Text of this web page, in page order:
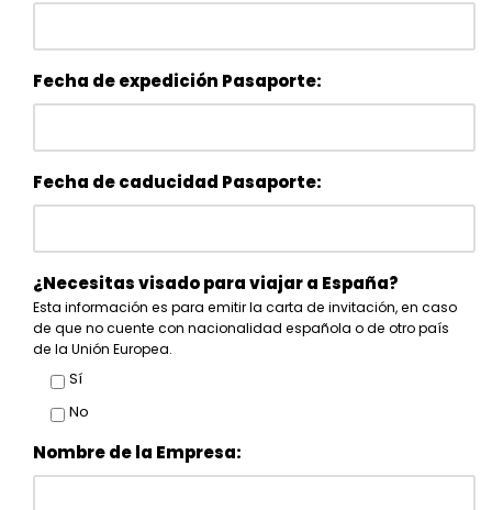
Fecha de expedición Pasaporte:
Fecha de caducidad Pasaporte:
¿Necesitas visado para viajar a España?
Esta información es para emitir la carta de invitación, en caso
de que no cuente con nacionalidad española o de otro país
de la Unión Europea.
Sí
No
Nombre de la Empresa: